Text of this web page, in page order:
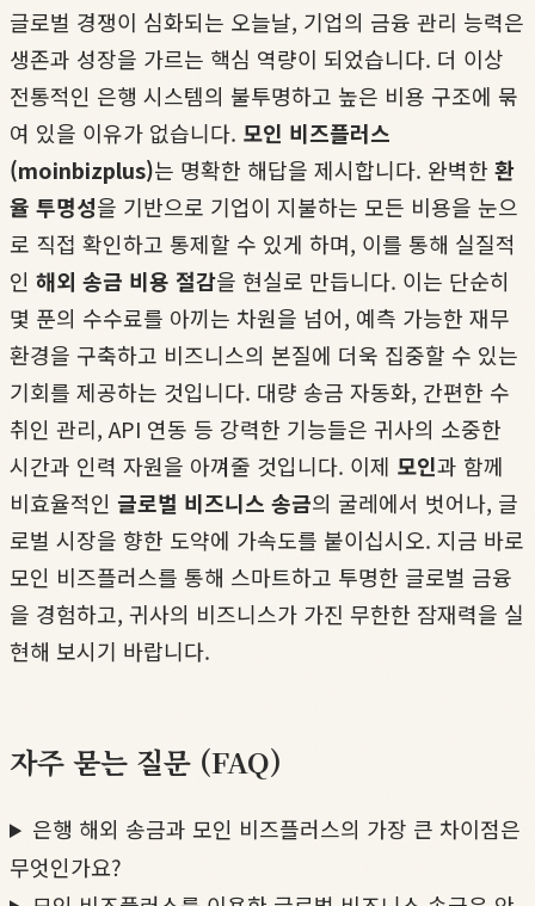
글로벌 경쟁이 심화되는 오늘날, 기업의 금융 관리 능력은
생존과 성장을 가르는 핵심 역량이 되었습니다. 더 이상
전통적인 은행 시스템의 불투명하고 높은 비용 구조에 묶
여 있을 이유가 없습니다. 모인 비즈플러스
(moinbizplus)는 명확한 해답을 제시합니다. 완벽한 환
율 투명성을 기반으로 기업이 지불하는 모든 비용을 눈으
로 직접 확인하고 통제할 수 있게 하며, 이를 통해 실질적
인 해외 송금 비용 절감을 현실로 만듭니다. 이는 단순히
몇 푼의 수수료를 아끼는 차원을 넘어, 예측 가능한 재무
환경을 구축하고 비즈니스의 본질에 더욱 집중할 수 있는
기회를 제공하는 것입니다. 대량 송금 자동화, 간편한 수
취인 관리, API 연동 등 강력한 기능들은 귀사의 소중한
시간과 인력 자원을 아껴줄 것입니다. 이제 모인과 함께
비효율적인 글로벌 비즈니스 송금의 굴레에서 벗어나, 글
로벌 시장을 향한 도약에 가속도를 붙이십시오. 지금 바로
모인 비즈플러스를 통해 스마트하고 투명한 글로벌 금융
을 경험하고, 귀사의 비즈니스가 가진 무한한 잠재력을 실
현해 보시기 바랍니다.
자주 묻는 질문 (FAQ)
은행 해외 송금과 모인 비즈플러스의 가장 큰 차이점은
무엇인가요?